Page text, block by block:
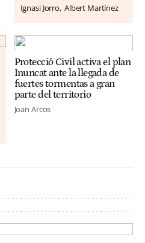
Ignasi Jorro Albert Martínez
Protecció Civil activa el plan
Inuncat ante la llegada de
fuertes tormentas a gran
parte del territorio
Joan Arcos